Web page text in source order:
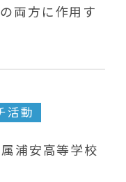
両方に作用す
活動
浦安高等学校